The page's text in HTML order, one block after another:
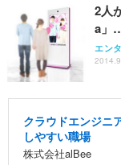
2人
a」
エン
クラウドエンジニ
しやすい職場
株式会社alBee